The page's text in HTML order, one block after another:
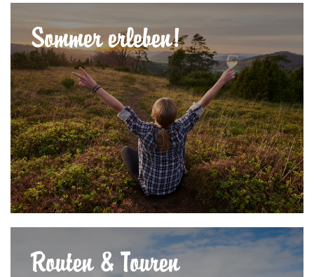
Sommer erleben!
Routen & Touren